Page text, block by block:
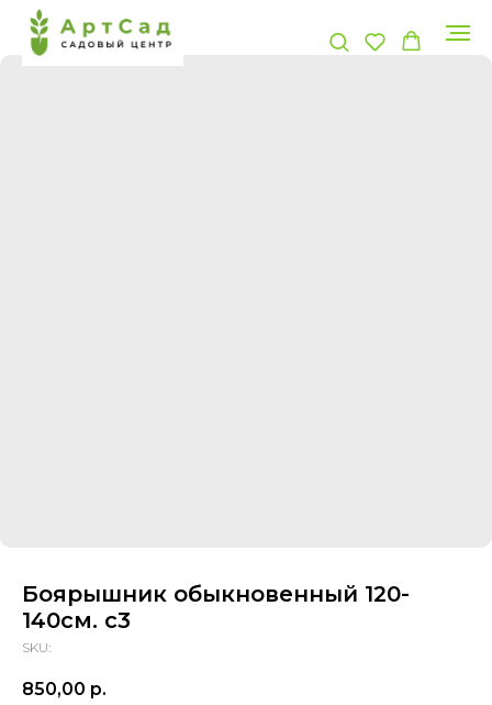
Боярышник обыкновенный 120-
140см. с3
SKU:
850,00 р.